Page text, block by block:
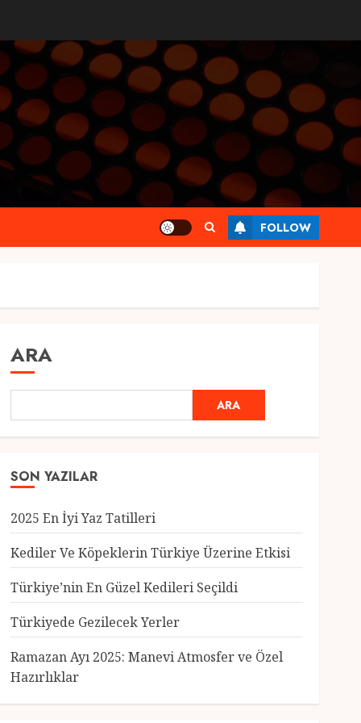
FOLLOW
ARA
ARA
SON YAZILAR
2025 En İyi Yaz Tatilleri
Kediler Ve Köpeklerin Türkiye Üzerine Etkisi
Türkiye’nin En Güzel Kedileri Seçildi
Türkiyede Gezilecek Yerler
Ramazan Ayı 2025: Manevi Atmosfer ve Özel
Hazırlıklar
3
Genel
Türkiye’nin En Güzel
Kedileri Seçildi